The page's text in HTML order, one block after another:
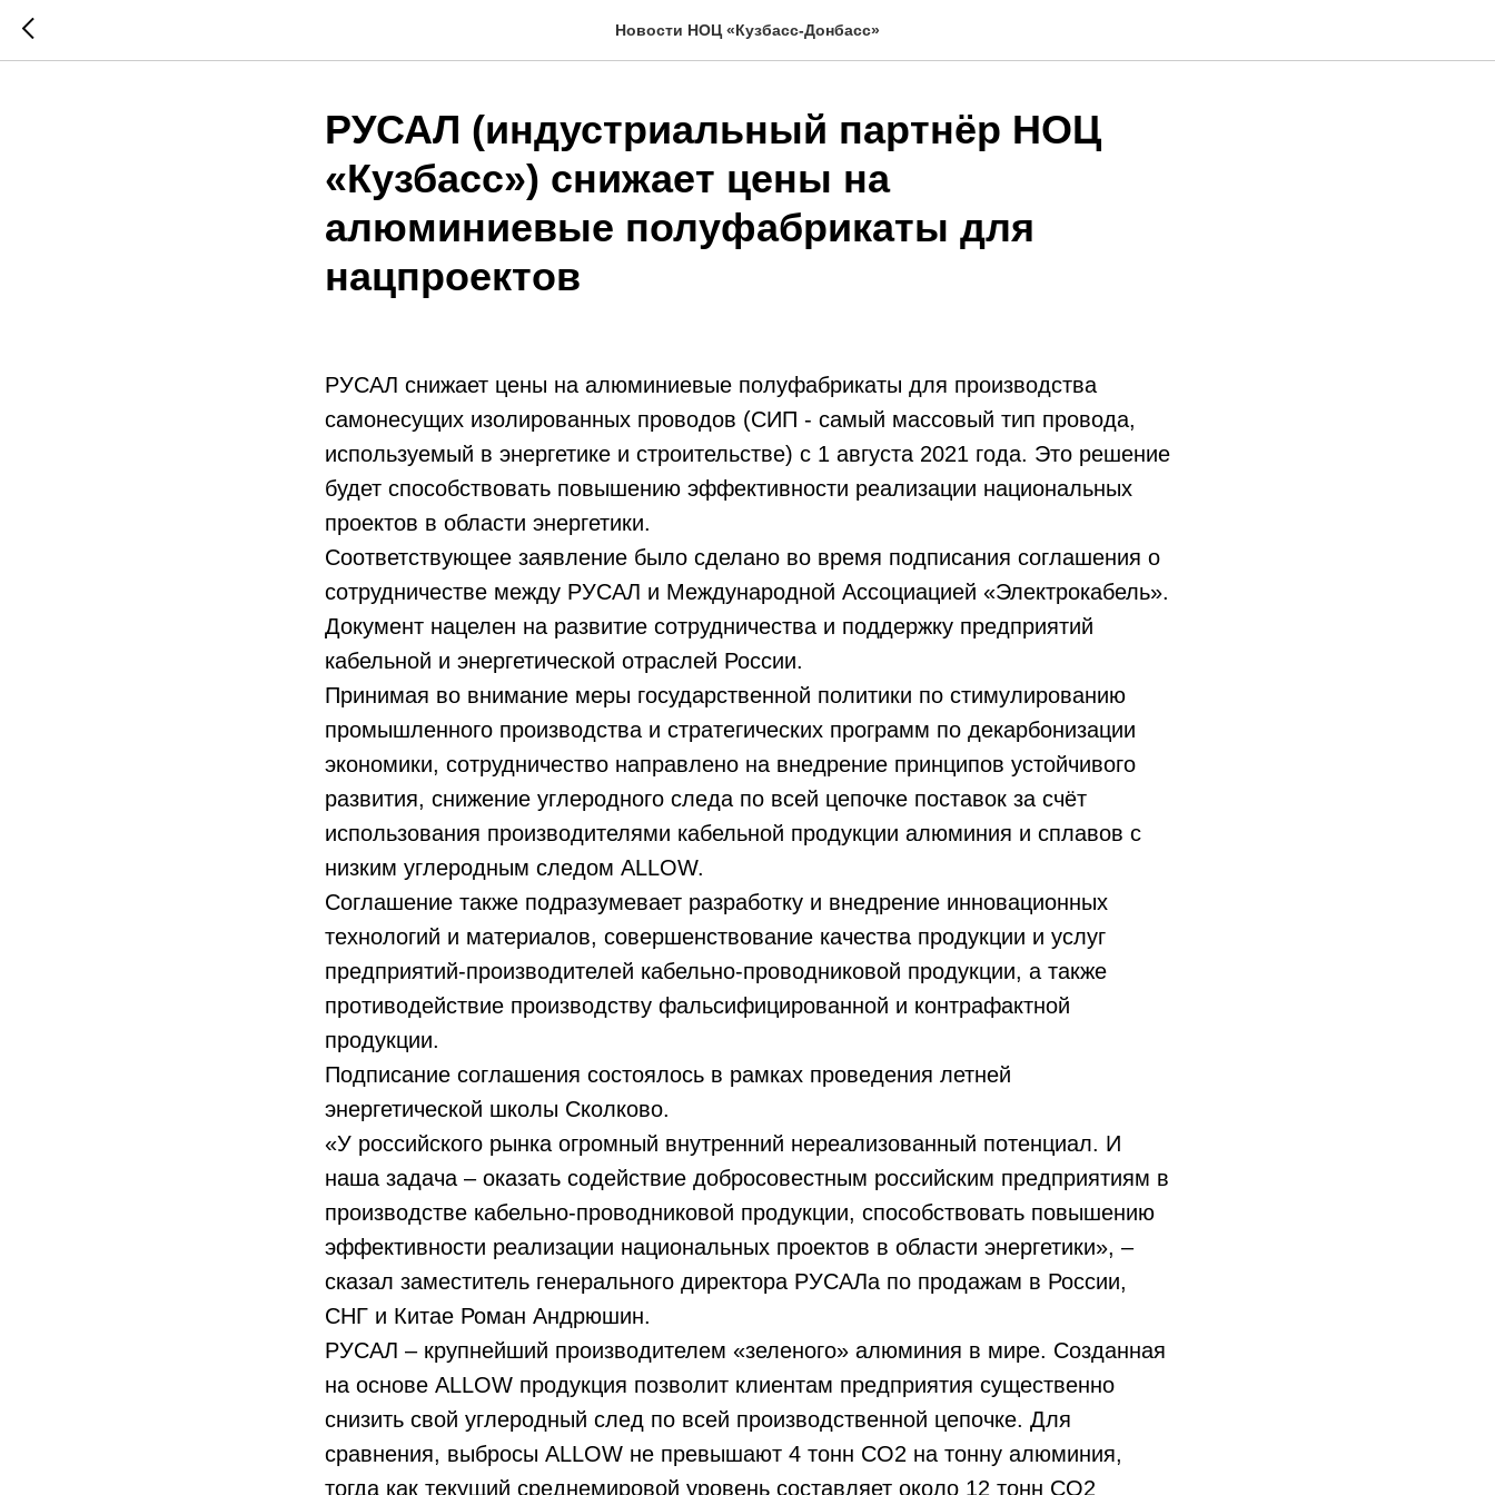
Новости НОЦ «Кузбасс-Донбасс»
РУСАЛ (индустриальный партнёр НОЦ
«Кузбасс») снижает цены на
алюминиевые полуфабрикаты для
нацпроектов
РУСАЛ снижает цены на алюминиевые полуфабрикаты для производства
самонесущих изолированных проводов (СИП - самый массовый тип провода,
используемый в энергетике и строительстве) с 1 августа 2021 года. Это решение
будет способствовать повышению эффективности реализации национальных
проектов в области энергетики.
Соответствующее заявление было сделано во время подписания соглашения о
сотрудничестве между РУСАЛ и Международной Ассоциацией «Электрокабель».
Документ нацелен на развитие сотрудничества и поддержку предприятий
кабельной и энергетической отраслей России.
Принимая во внимание меры государственной политики по стимулированию
промышленного производства и стратегических программ по декарбонизации
экономики, сотрудничество направлено на внедрение принципов устойчивого
развития, снижение углеродного следа по всей цепочке поставок за счёт
использования производителями кабельной продукции алюминия и сплавов с
низким углеродным следом ALLOW.
Соглашение также подразумевает разработку и внедрение инновационных
технологий и материалов, совершенствование качества продукции и услуг
предприятий-производителей кабельно-проводниковой продукции, а также
противодействие производству фальсифицированной и контрафактной
продукции.
Подписание соглашения состоялось в рамках проведения летней
энергетической школы Сколково.
«У российского рынка огромный внутренний нереализованный потенциал. И
наша задача – оказать содействие добросовестным российским предприятиям в
производстве кабельно-проводниковой продукции, способствовать повышению
эффективности реализации национальных проектов в области энергетики», –
сказал заместитель генерального директора РУСАЛа по продажам в России,
СНГ и Китае Роман Андрюшин.
РУСАЛ – крупнейший производителем «зеленого» алюминия в мире. Созданная
на основе ALLOW продукция позволит клиентам предприятия существенно
снизить свой углеродный след по всей производственной цепочке. Для
сравнения, выбросы ALLOW не превышают 4 тонн CO2 на тонну алюминия,
тогда как текущий среднемировой уровень составляет около 12 тонн CO2